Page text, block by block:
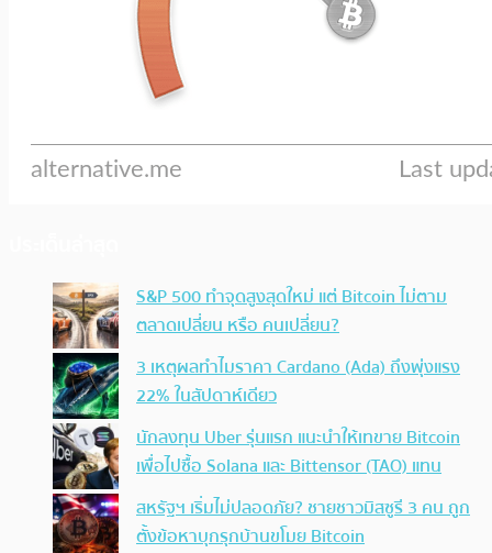
S&P 500 ทำจุดสูงสุดใหม่ แต่ Bitcoin ไม่ตาม
ตลาดเปลี่ยน หรือ คนเปลี่ยน?
3 เหตุผลทำไมราคา Cardano (Ada) ถึงพุ่งแรง
22% ในสัปดาห์เดียว
นักลงทุน Uber รุ่นแรก แนะนำให้เทขาย Bitcoin
เพื่อไปซื้อ Solana และ Bittensor (TAO) แทน
สหรัฐฯ เริ่มไม่ปลอดภัย? ชายชาวมิสซูรี 3 คน ถูก
ตั้งข้อหาบุกรุกบ้านขโมย Bitcoin